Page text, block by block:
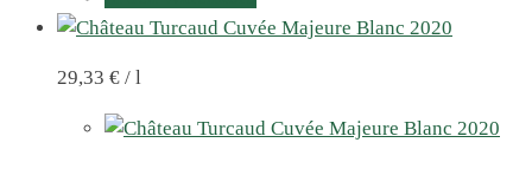
29,33 € / l